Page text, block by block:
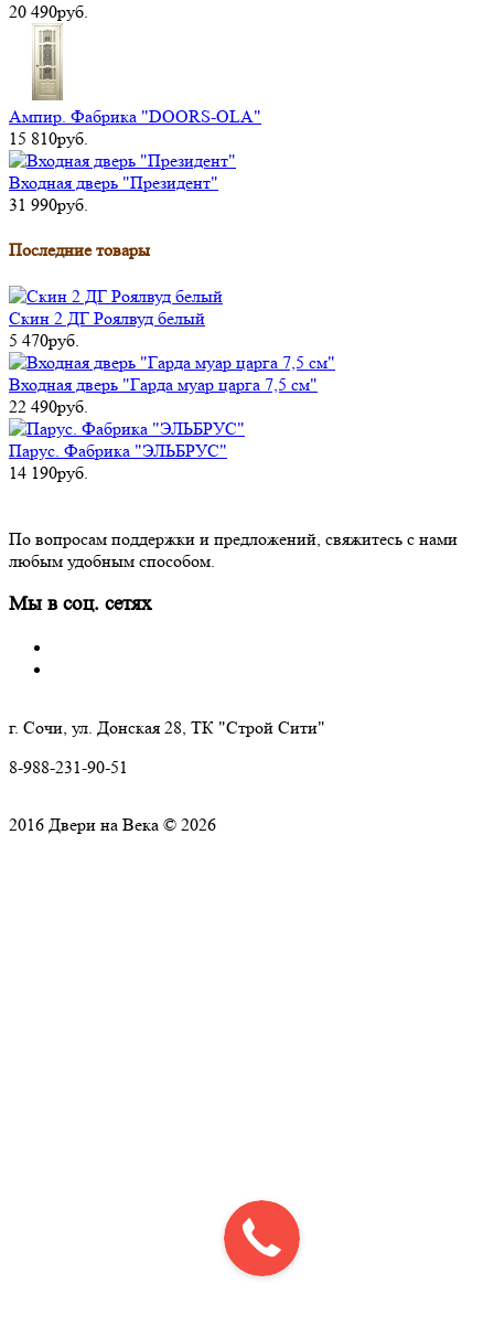
20 490руб.
Ампир. Фабрика "DOORS-OLA"
15 810руб.
Входная дверь "Президент"
31 990руб.
Последние товары
Скин 2 ДГ Роялвуд белый
5 470руб.
Входная дверь "Гарда муар царга 7,5 см"
22 490руб.
Парус. Фабрика "ЭЛЬБРУС"
14 190руб.
По вопросам поддержки и предложений, свяжитесь с нами
любым удобным способом.
Мы в соц. сетях
г. Сочи, ул. Донская 28, ТК "Строй Сити"
8-988-231-90-51
2016 Двери на Века © 2026